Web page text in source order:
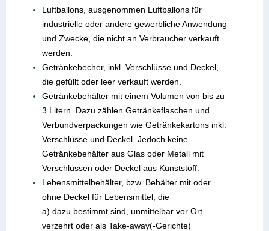
Luftballons, ausgenommen Luftballons für
industrielle oder andere gewerbliche Anwendung
und Zwecke, die nicht an Verbraucher verkauft
werden.
Getränkebecher, inkl. Verschlüsse und Deckel,
die gefüllt oder leer verkauft werden.
Getränkebehälter mit einem Volumen von bis zu
3 Litern. Dazu zählen Getränkeflaschen und
Verbundverpackungen wie Getränkekartons inkl.
Verschlüsse und Deckel. Jedoch keine
Getränkebehälter aus Glas oder Metall mit
Verschlüssen oder Deckel aus Kunststoff.
Lebensmittelbehälter, bzw. Behälter mit oder
ohne Deckel für Lebensmittel, die
a) dazu bestimmt sind, unmittelbar vor Ort
verzehrt oder als Take-away(-Gerichte)